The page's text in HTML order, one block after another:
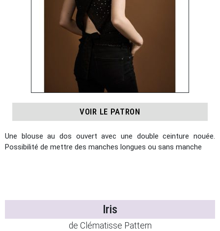
VOIR LE PATRON
Une blouse au dos ouvert avec une double ceinture nouée.
Possibilité de mettre des manches longues ou sans manche
Iris
de Clématisse Pattern